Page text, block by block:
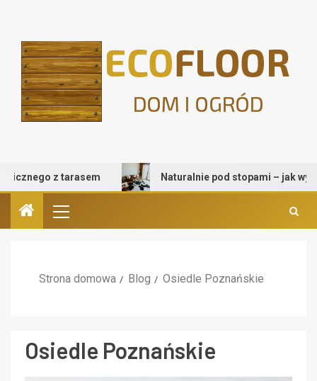
z tarasem Naturalnie pod stopami – jak wybrać
Strona domowa Blog Osiedle Poznańskie
Osiedle Poznańskie